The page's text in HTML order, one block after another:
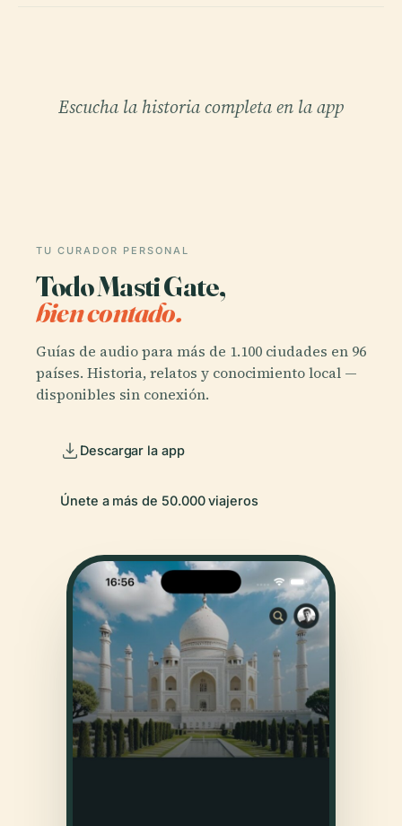
Escucha la historia completa en la app
TU CURADOR PERSONAL
Todo Masti Gate,
bien contado.
Guías de audio para más de 1.100 ciudades en 96
países. Historia, relatos y conocimiento local —
disponibles sin conexión.
Descargar la app
Únete a más de 50.000 viajeros